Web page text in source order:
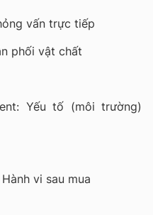
vấn trực tiếp
phối vật chất
Yếu tố (môi trường)
vi sau mua